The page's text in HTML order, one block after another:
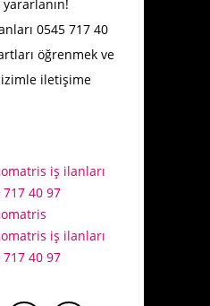
yararlanın!
0545 717 40
öğrenmek ve
iletişime
iş ilanları
717 40 97
iş ilanları
717 40 97